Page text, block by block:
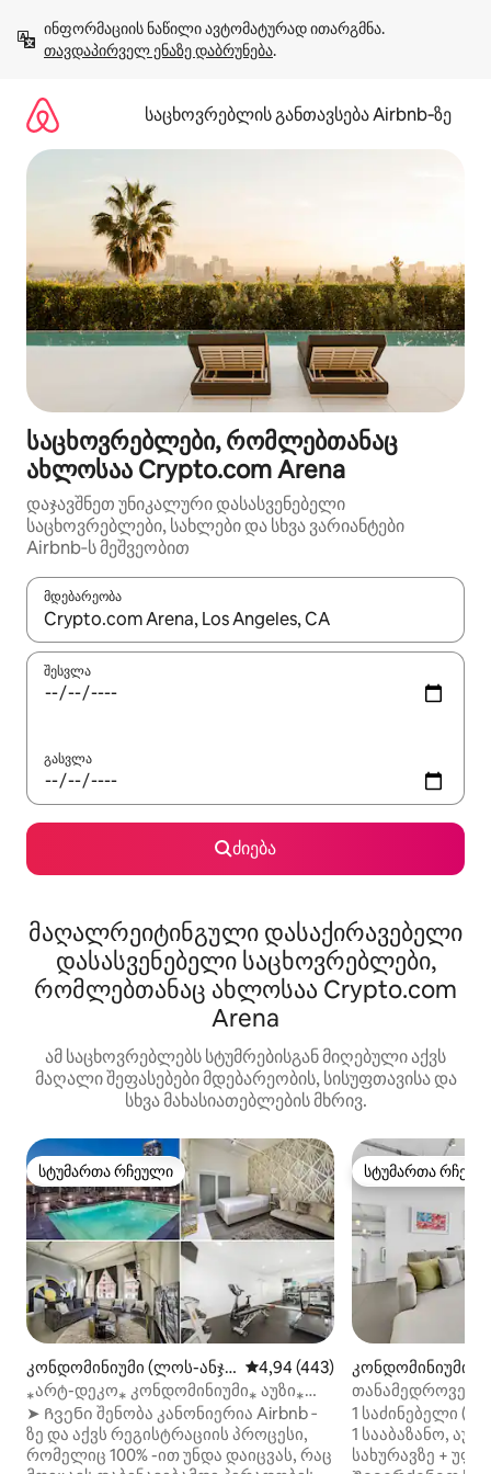
გადასვლა
თავდაპირველ ენაზე დაბრუნება.
საცხოვრებლის განთავსება Airbnb‑ზე
საცხოვრებლები, რომლებთანაც
ახლოსაა Crypto.com Arena
დაჯავშნეთ უნიკალური დასასვენებელი
საცხოვრებლები, სახლები და სხვა ვარიანტები
Airbnb‑ს მეშვეობით
მდებარეობა
როცა შედეგები ხელმისაწვდომი გახდება, ნავიგაციისთვის
შესვლა
გასვლა
ძიება
მაღალრეიტინგული დასაქირავებელი
დასასვენებელი საცხოვრებლები,
რომლებთანაც ახლოსაა Crypto.com
Arena
ამ საცხოვრებლებს სტუმრებისგან მიღებული აქვს
მაღალი შეფასებები მდებარეობის, სისუფთავისა და
სხვა მახასიათებლების მხრივ.
სტუმართა რჩეული
სტუმართა რჩეული
კონდომინიუმი (ლოს-ანჯე
ლესი)
საშუალო შეფასებაა 5‑დან
4,94 (443)
⁎არტ-დეკო⁎ კონდომინიუმი⁎ აუზი⁎
სპორტდარბაზი⁎უფასო
პარკინგი⁎ჯაკუზი
➤ Ჩვენი შენობა კანონიერია Airbnb ‑
ზე და აქვს რეგისტრაციის პროცესი,
რომელიც 100% -ით უნდა დაიცვას, რაც
სტუმართა
სტუმართა
კონდომინიუმი
ლესი)
თანამედროვე,
1‑საძინებლიანი
საწოლი 193×203
1 საძინებელი
1 სააბაზანო,
სახურავზე +